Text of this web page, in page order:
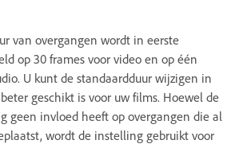
van overgangen wordt in eerste
op 30 frames voor video en op één
U kunt de standaardduur wijzigen in
geschikt is voor uw films. Hoewel de
geen invloed heeft op overgangen die al
wordt de instelling gebruikt voor